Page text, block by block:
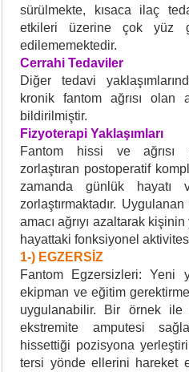
sürülmekte, kısaca ilaç
etkileri üzerine çok yüz
edilememektedir.
Cerrahi Tedaviler
Diğer tedavi
kronik fantom ağrısı olan
bildirilmiştir.
Fizyoterapi Yaklaşımları
Fantom hissi ve ağrısı
zorlaştıran postoperatif
zamanda günlük
zorlaştırmaktadır.
amacı ağrıyı azaltarak
hayattaki fonksiyonel
1-) EGZERSİZ
Fantom Egzersizleri: Yeni
ekipman ve eğitim
uygulanabilir. Bir örnek ile
ekstremite amputesi
hissettiği pozisyona
tersi yönde ellerini hareket